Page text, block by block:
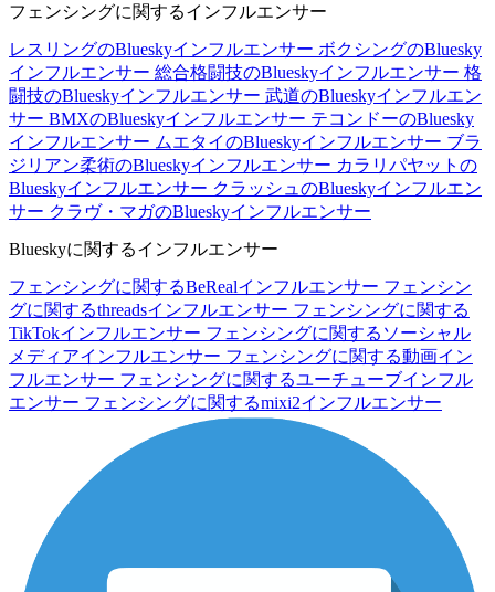
フェンシングに関するインフルエンサー
レスリングのBlueskyインフルエンサー ボクシングのBluesky
インフルエンサー 総合格闘技のBlueskyインフルエンサー 格
闘技のBlueskyインフルエンサー 武道のBlueskyインフルエン
サー BMXのBlueskyインフルエンサー テコンドーのBluesky
インフルエンサー ムエタイのBlueskyインフルエンサー ブラ
ジリアン柔術のBlueskyインフルエンサー カラリパヤットの
Blueskyインフルエンサー クラッシュのBlueskyインフルエン
サー クラヴ・マガのBlueskyインフルエンサー
Blueskyに関するインフルエンサー
フェンシングに関するBeRealインフルエンサー フェンシン
グに関するthreadsインフルエンサー フェンシングに関する
TikTokインフルエンサー フェンシングに関するソーシャル
メディアインフルエンサー フェンシングに関する動画イン
フルエンサー フェンシングに関するユーチューブインフル
エンサー フェンシングに関するmixi2インフルエンサー